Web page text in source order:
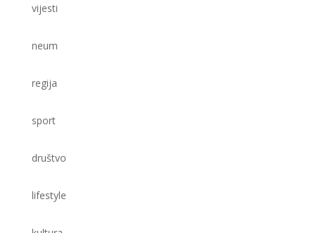
vijesti
neum
regija
sport
društvo
lifestyle